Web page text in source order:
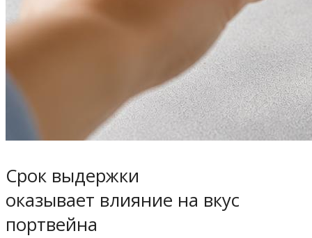
Срок выдержки
оказывает влияние на вкус
портвейна